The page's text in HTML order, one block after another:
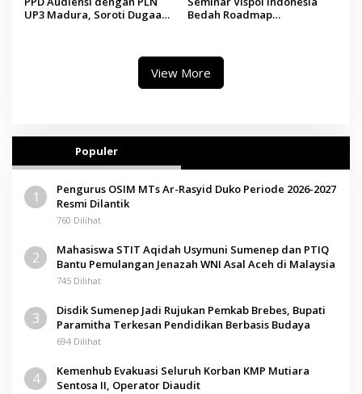
UP3 Madura, Soroti Dugaan
Bedah Roadmap
Jadi Kunci
View More
Populer
1
Pengurus OSIM MTs Ar-Rasyid Duko Periode 2026-2027
Resmi Dilantik
760 Dilihat
2
Mahasiswa STIT Aqidah Usymuni Sumenep dan PTIQ
Bantu Pemulangan Jenazah WNI Asal Aceh di Malaysia
745 Dilihat
3
Disdik Sumenep Jadi Rujukan Pemkab Brebes, Bupati
Paramitha Terkesan Pendidikan Berbasis Budaya
694 Dilihat
4
Kemenhub Evakuasi Seluruh Korban KMP Mutiara
Sentosa II, Operator Diaudit